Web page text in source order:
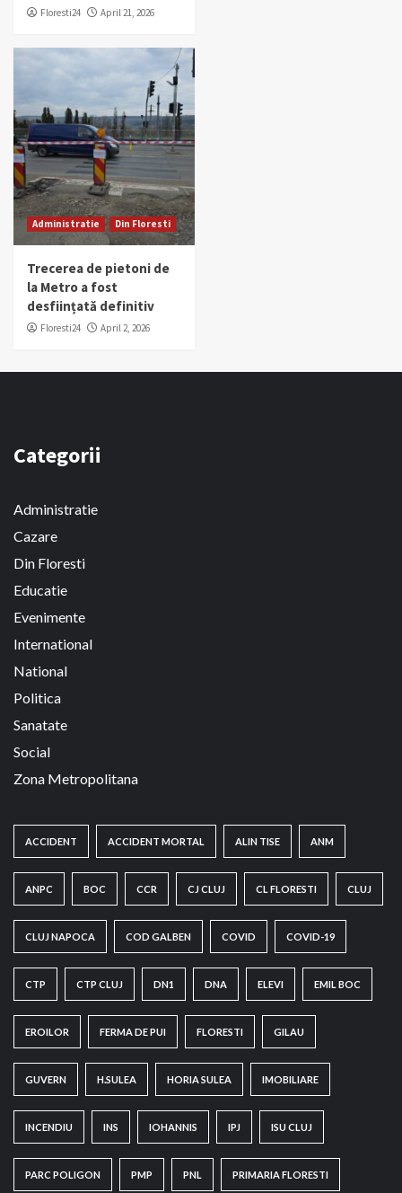
Floresti24 April 21, 2026
Administratie Din Floresti
Trecerea de pietoni de
la Metro a fost
desființată definitiv
Floresti24 April 2, 2026
Categorii
Administratie
Cazare
Din Floresti
Educatie
Evenimente
International
National
Politica
Sanatate
Social
Zona Metropolitana
ACCIDENT ACCIDENT MORTAL ALIN TISE ANM
ANPC BOC CCR CJ CLUJ CL FLORESTI CLUJ
CLUJ NAPOCA COD GALBEN COVID COVID-19
CTP CTP CLUJ DN1 DNA ELEVI EMIL BOC
EROILOR FERMA DE PUI FLORESTI GILAU
GUVERN H.SULEA HORIA SULEA IMOBILIARE
INCENDIU INS IOHANNIS IPJ ISU CLUJ
PARC POLIGON PMP PNL PRIMARIA FLORESTI